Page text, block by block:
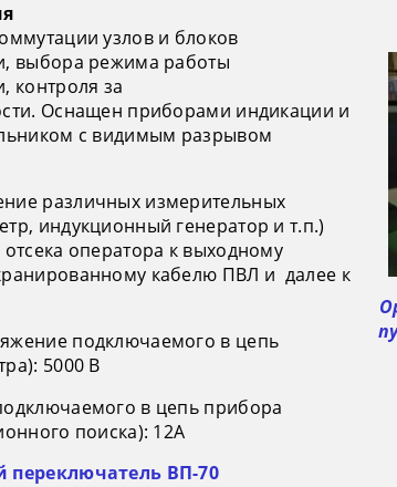
узлов и блоков
выбора режима работы
контроля за
Оснащен приборами индикации и
с видимым разрывом
различных измерительных
индукционный генератор и т.п.)
оператора к выходному
кабелю ПВЛ и далее к
подключаемого в цепь
5000 В
в цепь прибора
поиска): 12А
переключатель ВП-70